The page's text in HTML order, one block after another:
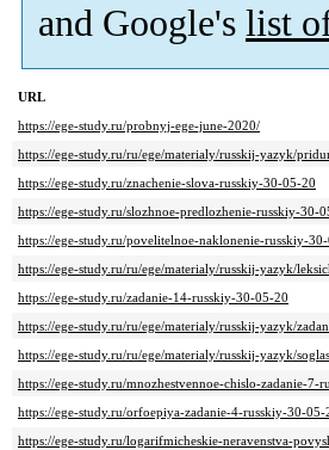
and Google's list
URL
https://ege-study.ru/probnyj-ege-june-2020/
https://ege-study.ru/ru/ege/materialy/russkij-yazyk/
https://ege-study.ru/znachenie-slova-russkiy-30-05-20
https://ege-study.ru/slozhnoe-predlozhenie-russkiy-30-
https://ege-study.ru/povelitelnoe-naklonenie-russkiy-
https://ege-study.ru/ru/ege/materialy/russkij-yazyk/
https://ege-study.ru/zadanie-14-russkiy-30-05-20
https://ege-study.ru/ru/ege/materialy/russkij-yazyk/
https://ege-study.ru/ru/ege/materialy/russkij-yazyk/
https://ege-study.ru/mnozhestvennoe-chislo-zadanie-7-
https://ege-study.ru/orfoepiya-zadanie-4-russkiy-30-05-
https://ege-study.ru/logarifmicheskie-neravenstva-